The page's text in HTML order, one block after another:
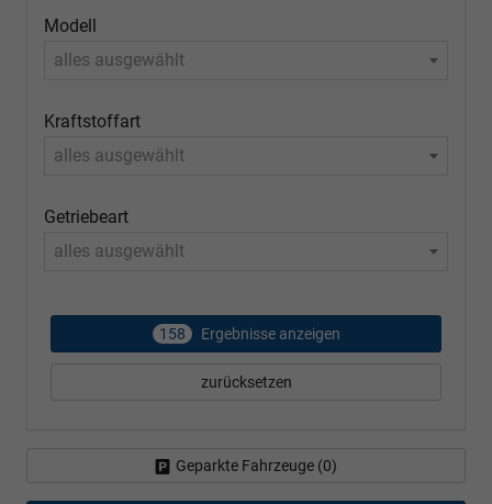
Modell
alles ausgewählt
Kraftstoffart
alles ausgewählt
Getriebeart
alles ausgewählt
158 Ergebnisse anzeigen
zurücksetzen
Geparkte Fahrzeuge (0)